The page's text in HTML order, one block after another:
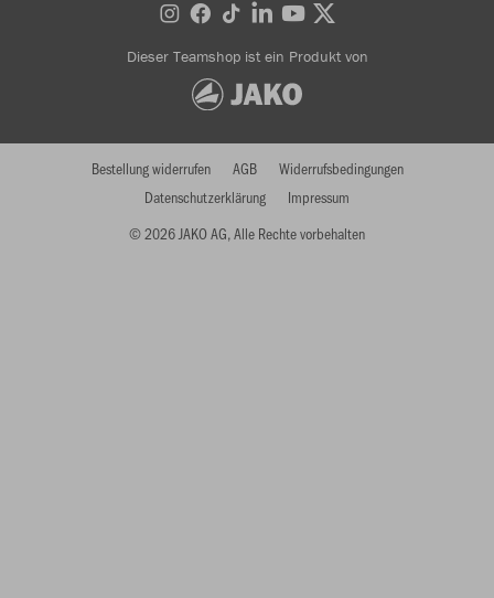
Dieser Teamshop ist ein Produkt von
© 2026 JAKO AG, Alle Rechte vorbehalten
Bestellung widerrufen AGB
Widerrufsbedingungen
Datenschutzerklärung
Impressum